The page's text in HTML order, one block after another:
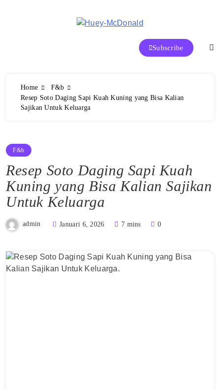
Huey-McDonald Tren Makanan
dan Restoran Terbaik di Indonesia
Subscribe
Home
F&b
Resep Soto Daging Sapi Kuah Kuning yang Bisa Kalian
Sajikan Untuk Keluarga
F&b
Resep Soto Daging Sapi Kuah
Kuning yang Bisa Kalian Sajikan
Untuk Keluarga
admin Januari 6, 2026 7 mins 0